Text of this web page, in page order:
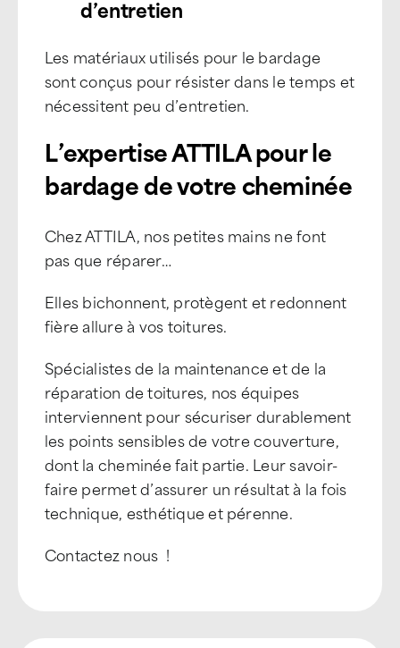
d’entretien
Les matériaux utilisés pour le bardage
sont conçus pour résister dans le temps et
nécessitent peu d’entretien.
L’expertise ATTILA pour le
bardage de votre cheminée
Chez ATTILA, nos petites mains ne font
pas que réparer…
Elles bichonnent, protègent et redonnent
fière allure à vos toitures.
Spécialistes de la maintenance et de la
réparation de toitures, nos équipes
interviennent pour sécuriser durablement
les points sensibles de votre couverture,
dont la cheminée fait partie. Leur savoir-
faire permet d’assurer un résultat à la fois
technique, esthétique et pérenne.
Contactez nous !